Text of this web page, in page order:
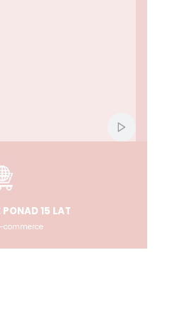
Włącz
PONAD 15 LAT
commerce